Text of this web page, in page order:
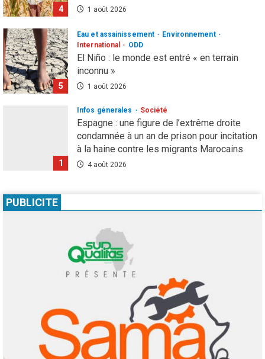
4 1 août 2026
5
Eau et assainissement
Environnement
International
ODD
El Niño : le monde est entré « en terrain
inconnu »
1 août 2026
1
Infos génerales Société
Espagne : une figure de l’extrême droite
condamnée à un an de prison pour incitation
à la haine contre les migrants Marocains
4 août 2026
achètent des millions de livres… avant de
les détruire
3 août 2026
3
Agenda 2063 ODD
Au Soudan, des mères marchent des
kilomètres pour sauver leurs enfants de la
1 août 2026
Droit humain
Eau et assainissement
Environnement
International ODD
PUBLICITE